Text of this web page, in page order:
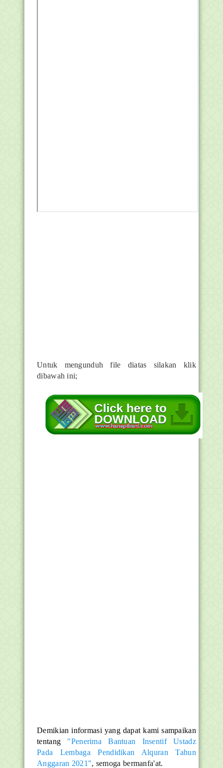
Untuk mengunduh file diatas silakan klik
dibawah ini;
Demikian informasi yang dapat kami sampaikan
tentang
"Penerima Bantuan Insentif Ustadz
Pada Lembaga Pendidikan Alquran Tahun
Anggaran 2021", semoga bermanfa'at.